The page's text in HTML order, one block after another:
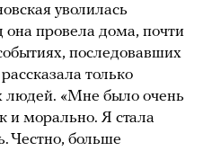
уволилась
она провела дома, почти
последовавших
только
людей. «Мне было очень
и морально. Я стала
Честно, больше